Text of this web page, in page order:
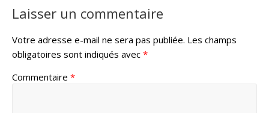
Laisser un commentaire
Votre adresse e-mail ne sera pas publiée. Les champs
obligatoires sont indiqués avec *
Commentaire *